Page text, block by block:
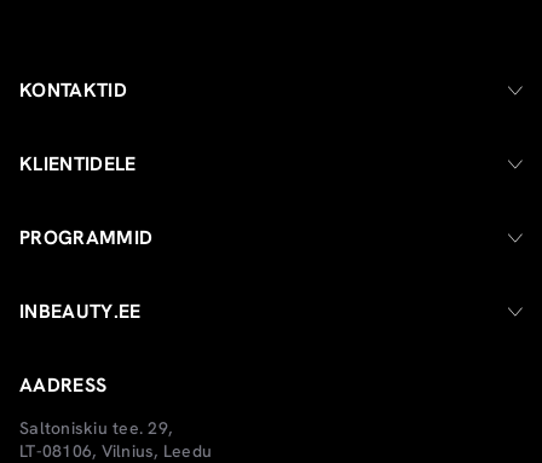
KONTAKTID
KLIENTIDELE
PROGRAMMID
INBEAUTY.EE
AADRESS
Saltoniskiu tee. 29,
LT-08106, Vilnius, Leedu